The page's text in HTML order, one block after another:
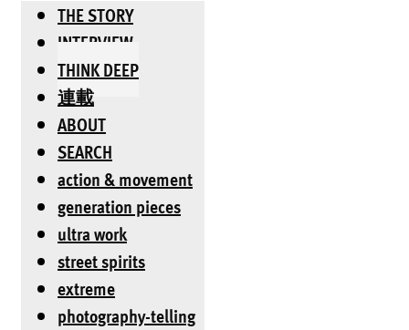
THE STORY
INTERVIEW
THINK DEEP
連載
ABOUT
SEARCH
action & movement
generation pieces
ultra work
street spirits
extreme
photography-telling